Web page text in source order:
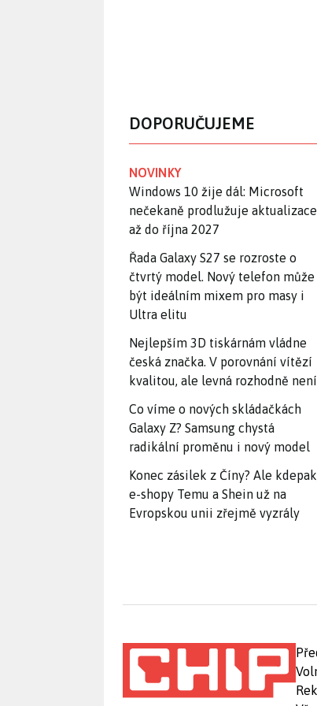
DOPORUČUJEME
NOVINKY
Windows 10 žije dál: Microsoft
nečekaně prodlužuje aktualizace
až do října 2027
Řada Galaxy S27 se rozroste o
čtvrtý model. Nový telefon může
být ideálním mixem pro masy i
Ultra elitu
Nejlepším 3D tiskárnám vládne
česká značka. V porovnání vítězí
kvalitou, ale levná rozhodně není
Co víme o nových skládačkách
Galaxy Z? Samsung chystá
radikální proměnu i nový model
Konec zásilek z Číny? Ale
e-shopy Temu a Shein už na
Evropskou unii zřejmě vyzrály